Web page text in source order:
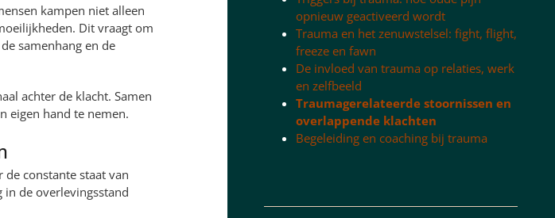
kampen niet alleen
Dit vraagt om
samenhang en de
achter de klacht. Samen
eigen hand te nemen.
constante staat van
de overlevingsstand
opnieuw geactiveerd wordt
Trauma en het zenuwstelsel: fight, flight,
freeze en fawn
De invloed van trauma op relaties, werk
en zelfbeeld
Traumagerelateerde stoornissen en
overlappende klachten
Begeleiding en coaching bij trauma